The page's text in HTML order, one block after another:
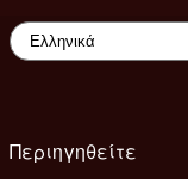
Περιηγηθείτε